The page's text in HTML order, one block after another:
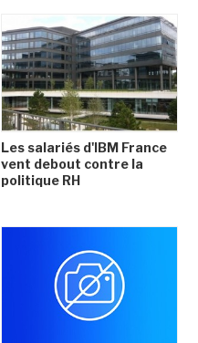
Les salariés d'IBM France
vent debout contre la
politique RH